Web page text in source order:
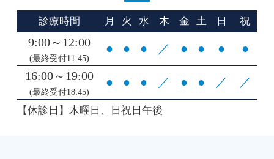
【休診日】木曜日、日祝日午後
診療時間 月 火 水 木 金 土 日 祝
9:00～12:00
(最終受付11:45)
● ● ● ／ ● ● ● ●
16:00～19:00
(最終受付18:45)
● ● ● ／ ● ● ／ ／